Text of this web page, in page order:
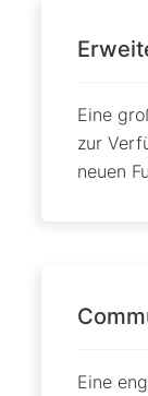
Eine
zur
neuen
Eine